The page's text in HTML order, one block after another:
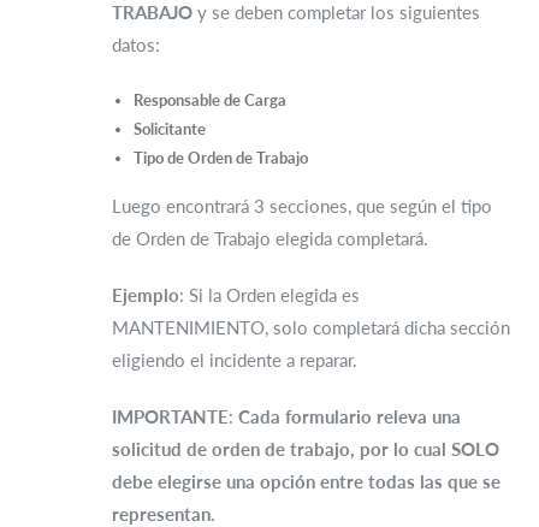
TRABAJO y se deben completar los siguientes
datos:
Responsable de Carga
Solicitante
Tipo de Orden de Trabajo
Luego encontrará 3 secciones, que según el tipo
de Orden de Trabajo elegida completará.
Ejemplo: Si la Orden elegida es
MANTENIMIENTO, solo completará dicha sección
eligiendo el incidente a reparar.
IMPORTANTE: Cada formulario releva una
solicitud de orden de trabajo, por lo cual SOLO
debe elegirse una opción entre todas las que se
representan.